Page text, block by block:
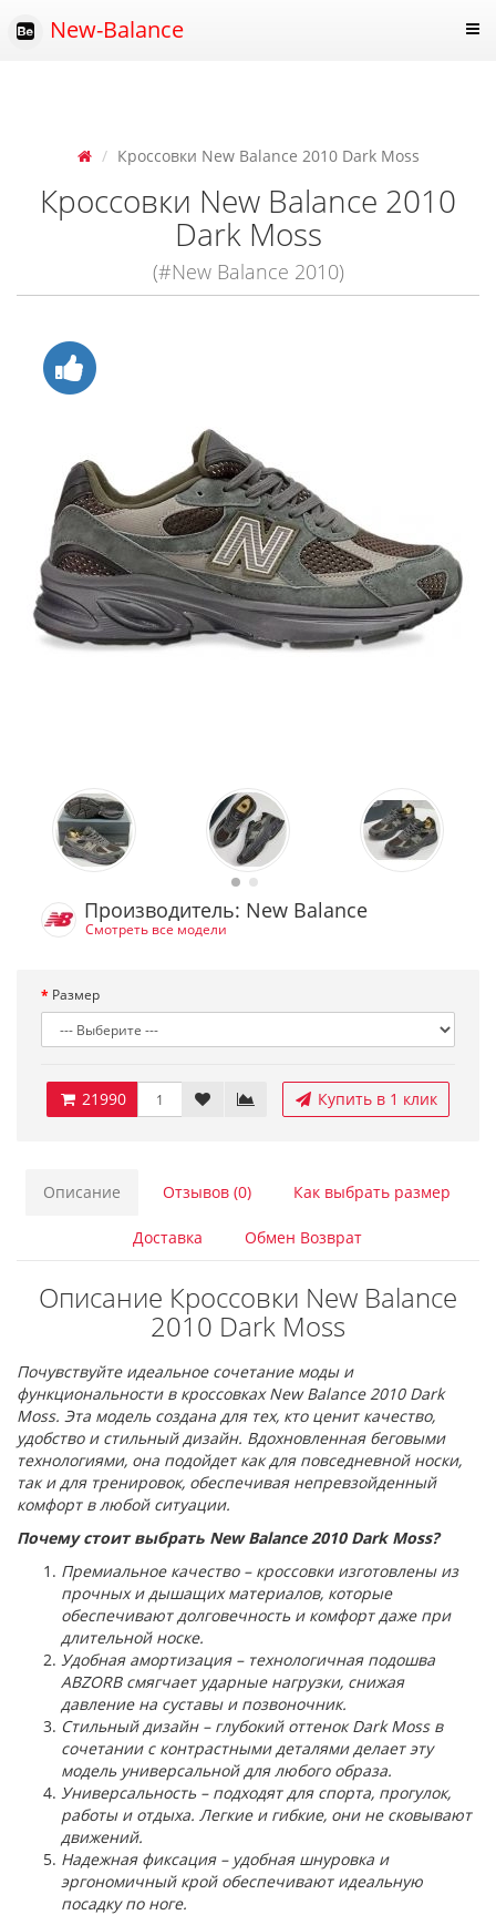
New-Balance
Кроссовки New Balance 2010 Dark Moss
Кроссовки New Balance 2010
Dark Moss
(#New Balance 2010)
Производитель: New Balance
Смотреть все модели
Размер
21990 Купить в 1 клик
Описание Отзывов (0) Как выбрать размер
Доставка Обмен Возврат
Описание Кроссовки New Balance
2010 Dark Moss
Почувствуйте идеальное сочетание моды и
функциональности в кроссовках New Balance 2010 Dark
Moss. Эта модель создана для тех, кто ценит качество,
удобство и стильный дизайн. Вдохновленная беговыми
технологиями, она подойдет как для повседневной носки,
так и для тренировок, обеспечивая непревзойденный
комфорт в любой ситуации.
Почему стоит выбрать New Balance 2010 Dark Moss?
Премиальное качество – кроссовки изготовлены из
прочных и дышащих материалов, которые
обеспечивают долговечность и комфорт даже при
длительной носке.
Удобная амортизация – технологичная подошва
ABZORB смягчает ударные нагрузки, снижая
давление на суставы и позвоночник.
Стильный дизайн – глубокий оттенок Dark Moss в
сочетании с контрастными деталями делает эту
модель универсальной для любого образа.
Универсальность – подходят для спорта, прогулок,
работы и отдыха. Легкие и гибкие, они не сковывают
движений.
Надежная фиксация – удобная шнуровка и
эргономичный крой обеспечивают идеальную
посадку по ноге.